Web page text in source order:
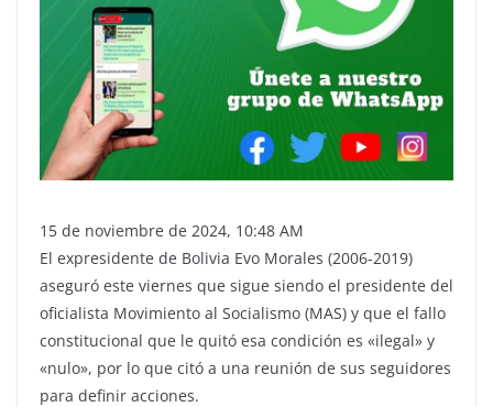
15 de noviembre de 2024, 10:48 AM
El expresidente de Bolivia Evo Morales (2006-2019)
aseguró este viernes que sigue siendo el presidente del
oficialista Movimiento al Socialismo (MAS) y que el fallo
constitucional que le quitó esa condición es «ilegal» y
«nulo», por lo que citó a una reunión de sus seguidores
para definir acciones.